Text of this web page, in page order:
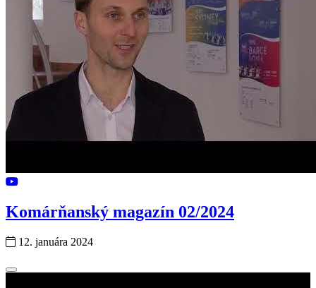
Komárňanský magazín 02/2024
12. januára 2024